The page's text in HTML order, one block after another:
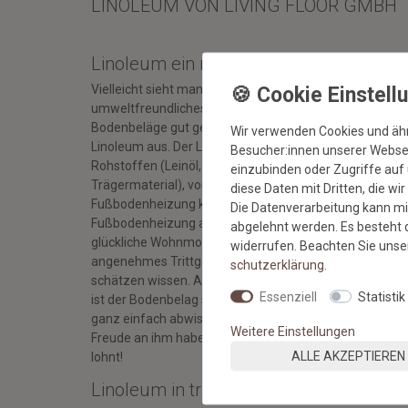
LINOLEUM VON LIVING FLOOR GMBH
Linoleum ein natürlicher Bodenbelag
Vielleicht sieht man es Linoleum nicht auf den ersten
umweltfreundliches und auch nachhaltiges
Bodenbeläge gut geeignet ist. Strapazierfähigkeit und
Linoleum aus. Der Linoleum Bodenbelag basiert auf
Rohstoffen (Leinöl, Harz, Holzmehl, Korkmehl,
Trägermaterial), von welchen 73% schnell erneuerbar
Fußbodenheizung kann dem Material nichts anhaben.
Fußbodenheizung arbeiten perfekt zusammen und
glückliche Wohnmomente. Zudem bietet Linoleum
angenehmes Trittgefühl und ist dabei noch
schätzen wissen. Auch Bakterien können auf Linoleum
ist der Bodenbelag sehr hygienisch und zudem
ganz einfach abwischen oder absaugen und wird bei
Freude an ihm haben. Eine Investition, die sich auch auf
lohnt!
Linoleum in traditioneller Bodenbelag
Wir verwenden Cookies und
Besucher:innen unserer
einzubinden oder Zugriffe auf
diese Daten mit Dritten, die
Die Datenverarbeitung kann
abgelehnt werden. Es besteht
widerrufen. Beachten Sie
schutz­erklärung
Essenziell Statistik
Weitere Einstellungen
ALLE AKZEPTIEREN